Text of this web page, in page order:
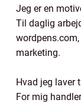
Jeg er en
Til daglig
marketing.
Hvad jeg laver
For mig